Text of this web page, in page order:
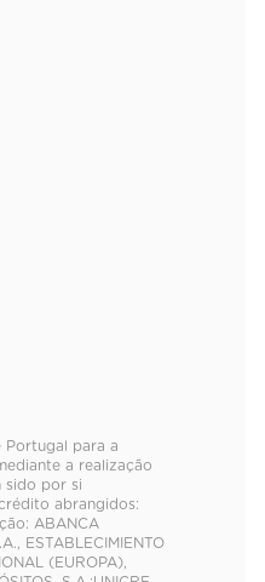
Portugal para a
a realização
sido por si
abrangidos:
ABANCA
ESTABLECIMIENTO
(EUROPA),